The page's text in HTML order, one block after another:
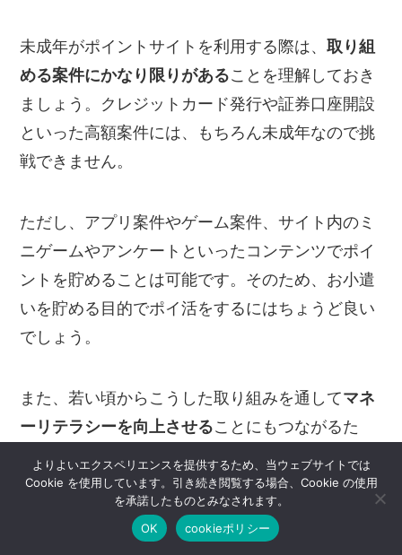
未成年がポイントサイトを利用する際は、取り組
める案件にかなり限りがあることを理解しておき
ましょう。クレジットカード発行や証券口座開設
といった高額案件には、もちろん未成年なので挑
戦できません。
ただし、アプリ案件やゲーム案件、サイト内のミ
ニゲームやアンケートといったコンテンツでポイ
ントを貯めることは可能です。そのため、お小遣
いを貯める目的でポイ活をするにはちょうど良い
でしょう。
また、若い頃からこうした取り組みを通してマネ
ーリテラシーを向上させることにもつながるた
め、教育上良い部分も大いにあると思います。た
だし、未成年にはよろしくない誘惑も溢れている
ので、保護者の方はしっかりと注意を払い、お子
さんのポイ活を見守ってあげてください。
ポイントインカム無料登録で3220円相当の特典 8/31まで
詳しくはコチラ
よりよいエクスペリエンスを提供するため、当ウェブサイトでは
Cookie を使用しています。引き続き閲覧する場合、Cookie の使用
を承諾したものとみなされます。
OK
cookieポリシー